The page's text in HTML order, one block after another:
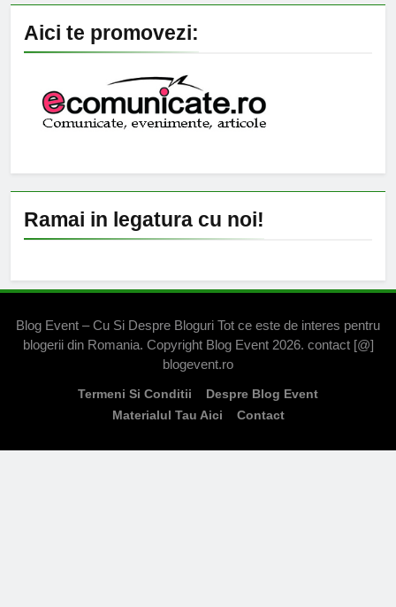
Aici te promovezi:
Ramai in legatura cu noi!
Blog Event – Cu Si Despre Bloguri Tot ce este de interes pentru
blogerii din Romania. Copyright Blog Event 2026. contact [@]
blogevent.ro
Termeni Si Conditii
Despre Blog Event
Materialul Tau Aici
Contact